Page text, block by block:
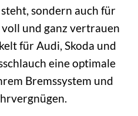
sondern auch für
und ganz vertrauen
für Audi, Skoda und
eine optimale
Bremssystem und